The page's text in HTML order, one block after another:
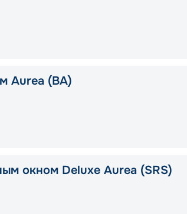
Aurea (BA)
окном Deluxe Aurea (SRS)